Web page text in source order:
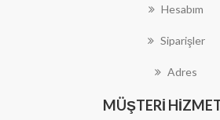
Hesabım
Siparişler
Adres
MÜŞTERI